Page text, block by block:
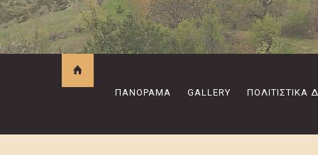
ΠΑΝΌΡΑΜΑ GALLERY ΠΟΛΙΤΙΣΤΙΚΆ